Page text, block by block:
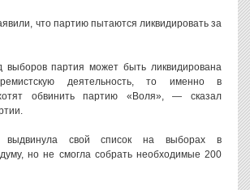
что партию пытаются ликвидировать за
выборов партия может быть ликвидирована
деятельность, то именно в
обвинить партию «Воля», — сказал
выдвинула свой список на выборах в
думу, но не смогла собрать необходимые 200